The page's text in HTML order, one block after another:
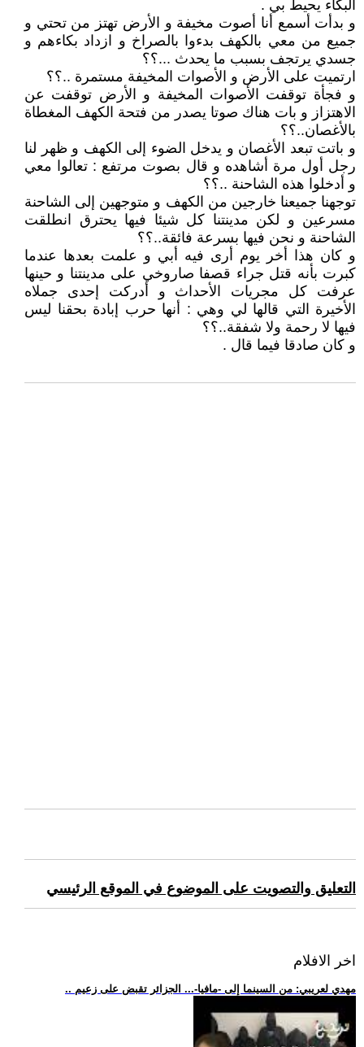
البكاء يحيط بي .
و بدأت أسمع أنا أصوت مخيفة و الأرض تهتز من تحتي و
جميع من معي بالكهف بدءوا بالصراخ و ازداد بكاءهم و
جسدي يرتجف بسبب ما يحدث ...؟؟
ارتميت على الأرض و الأصوات المخيفة مستمرة ..؟؟
و فجأة توقفت الأصوات المخيفة و الأرض توقفت عن
الاهتزاز و بات هناك صوتا يصدر من فتحة الكهف المغطاة
بالأغصان..؟؟
و باتت تبعد الأغصان و يدخل الضوء إلى الكهف و ظهر لنا
رجل أول مرة أشاهده و قال بصوت مرتفع : تعالوا معي
و أدخلوا هذه الشاحنة ..؟؟
توجهنا جميعنا خارجين من الكهف و متوجهين إلى الشاحنة
مسرعين و لكن مدينتنا كل شيئا فيها يحترق انطلقت
الشاحنة و نحن فيها بسرعة فائقة..؟؟
و كان هذا أخر يوم أرى فيه أبي و علمت بعدها عندما
كبرت بأنه قتل جراء قصفا صاروخي على مدينتنا و حينها
عرفت كل مجريات الأحداث و أدركت إحدى جملاه
الأخيرة التي قالها لي وهي : أنها حرب إبادة بحقنا ليس
فيها لا رحمة ولا شفقة..؟؟
و كان صادقا فيما قال .
التعليق والتصويت على الموضوع في الموقع الرئيسي
اخر الافلام
.. مهدي لعريبي: من السينما إلى -مافيا-... الجزائر تقبض على زعيم